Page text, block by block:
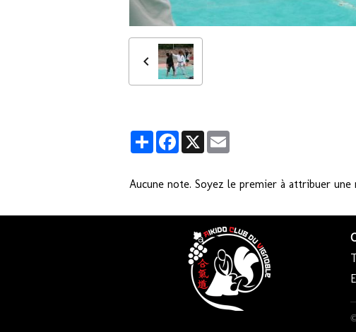
PartagerFacebook
X
Aucune note. Soyez le premier à attribuer une